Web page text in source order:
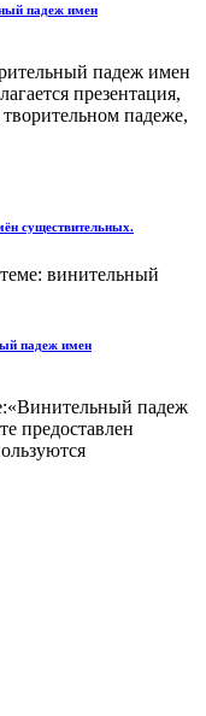
падеж имен
падеж имен
презентация,
падеже,
существительных.
винительный
падеж имен
падеж
предоставлен